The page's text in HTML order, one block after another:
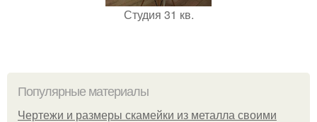
Студия 31 кв.
Популярные материалы
Чертежи и размеры скамейки из металла своими